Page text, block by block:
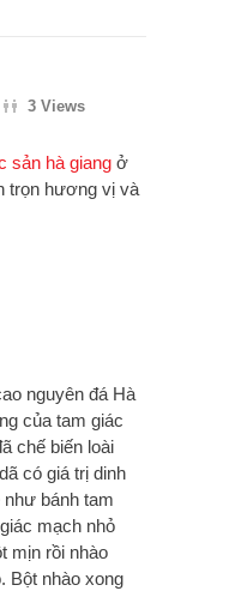
3 Views
sản hà giang ở
trọn hương vị và
nguyên đá Hà
của tam giác
chế biến loài
có giá trị dinh
bánh tam
mạch nhỏ
mịn rồi nhào
Bột nhào xong